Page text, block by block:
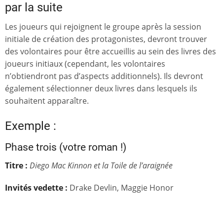
par la suite
Les joueurs qui rejoignent le groupe après la session
initiale de création des protagonistes, devront trouver
des volontaires pour être accueillis au sein des livres des
joueurs initiaux (cependant, les volontaires
n’obtiendront pas d’aspects additionnels). Ils devront
également sélectionner deux livres dans lesquels ils
souhaitent apparaître.
Exemple :
Phase trois (votre roman !)
Titre : Diego Mac Kinnon et la Toile de l’araignée
Invités vedette : Drake Devlin, Maggie Honor